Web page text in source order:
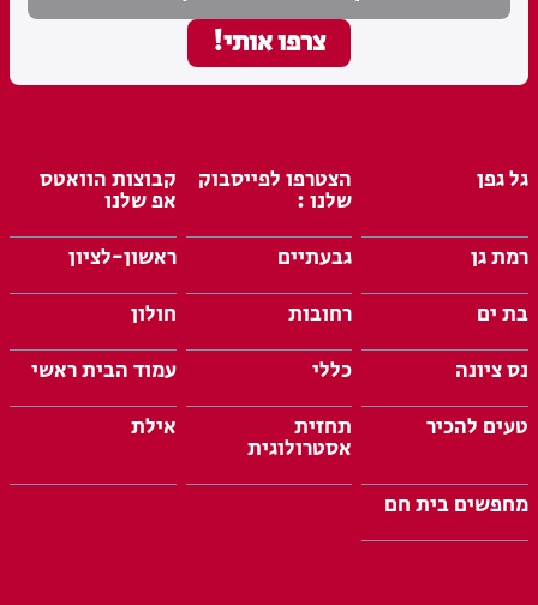
גל גפן הצטרפו לפייסבוק
שלנו :
קבוצות הוואטס
אפ שלנו
רמת גן
גבעתיים
ראשון-לציון
בת ים
רחובות
חולון
נס ציונה
כללי
עמוד הבית ראשי
טעים להכיר
תחזית
אסטרולוגית
אילת
מחפשים בית חם